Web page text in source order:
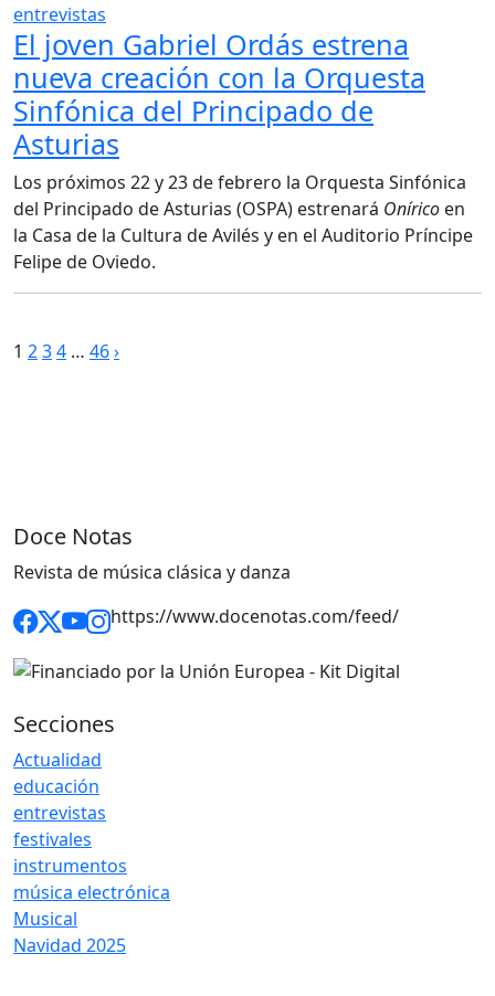
entrevistas
El joven Gabriel Ordás estrena
nueva creación con la Orquesta
Sinfónica del Principado de
Asturias
Los próximos 22 y 23 de febrero la Orquesta Sinfónica
del Principado de Asturias (OSPA) estrenará Onírico en
la Casa de la Cultura de Avilés y en el Auditorio Príncipe
Felipe de Oviedo.
Paginación
1 234 … 46›
Doce Notas
Revista de música clásica y danza
https://www.docenotas.com/feed/
Secciones
Actualidad
educación
entrevistas
festivales
instrumentos
música electrónica
Musical
Navidad 2025